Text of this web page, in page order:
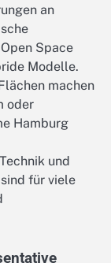
an
Space
Modelle.
machen
oder
Hamburg
und
für viele